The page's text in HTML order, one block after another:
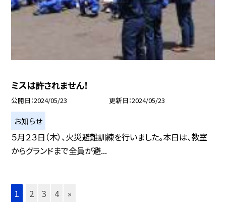
ミスは許されません！
公開日 2024/05/23 更新日 2024/05/23
お知らせ
５月２３日（木）、火災避難訓練を行いました。本日は、教室
からグランドまで全員が避...
1 2 3 4 »